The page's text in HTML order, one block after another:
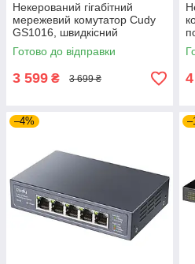
Некерований гігабітний
мережевий комутатор Cudy
GS1016, швидкісний
комутатор свитч на 16 портів
для офісу та дому
Готово до відправки
3 599 ₴ 3 699 ₴
–4%